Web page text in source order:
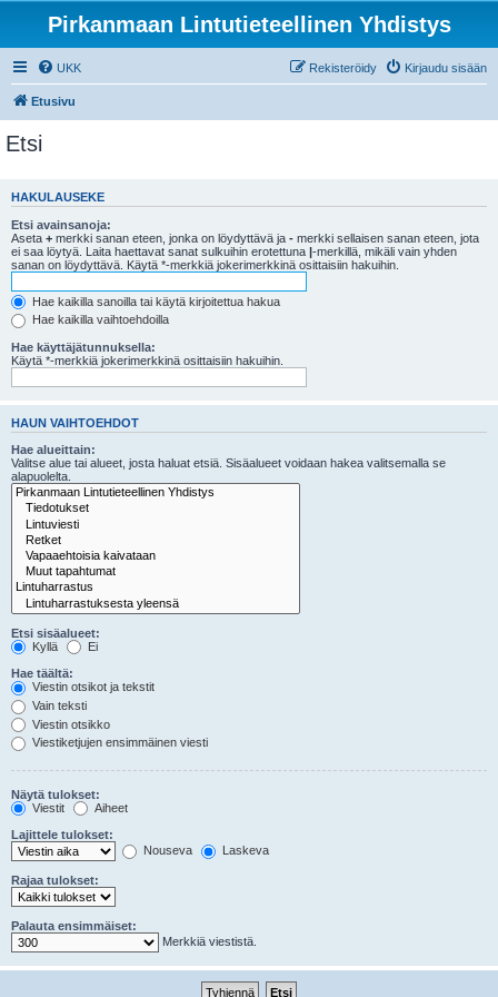
Pirkanmaan Lintutieteellinen Yhdistys
UKK Kirjaudu sisään
Rekisteröidy
Etusivu
Etsi
HAKULAUSEKE
Etsi avainsanoja:
Aseta + merkki sanan eteen, jonka on löydyttävä ja - merkki sellaisen sanan eteen, jota
ei saa löytyä. Laita haettavat sanat sulkuihin erotettuna |-merkillä, mikäli vain yhden
sanan on löydyttävä. Käytä *-merkkiä jokerimerkkinä osittaisiin hakuihin.
Hae kaikilla sanoilla tai käytä kirjoitettua hakua
Hae kaikilla vaihtoehdoilla
Hae käyttäjätunnuksella:
Käytä *-merkkiä jokerimerkkinä osittaisiin hakuihin.
HAUN VAIHTOEHDOT
Hae alueittain:
Valitse alue tai alueet, josta haluat etsiä. Sisäalueet voidaan hakea valitsemalla se
alapuolelta.
Etsi sisäalueet:
Kyllä
Ei
Hae täältä:
Viestin otsikot ja tekstit
Vain teksti
Viestin otsikko
Viestiketjujen ensimmäinen viesti
Näytä tulokset:
Viestit
Aiheet
Lajittele tulokset:
Nouseva
Laskeva
Rajaa tulokset:
Palauta ensimmäiset:
Merkkiä viestistä.